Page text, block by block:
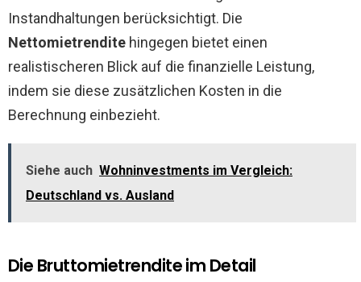
Instandhaltungen berücksichtigt. Die
Nettomietrendite hingegen bietet einen
realistischeren Blick auf die finanzielle Leistung,
indem sie diese zusätzlichen Kosten in die
Berechnung einbezieht.
Siehe auch Wohninvestments im Vergleich:
Deutschland vs. Ausland
Die Bruttomietrendite im Detail